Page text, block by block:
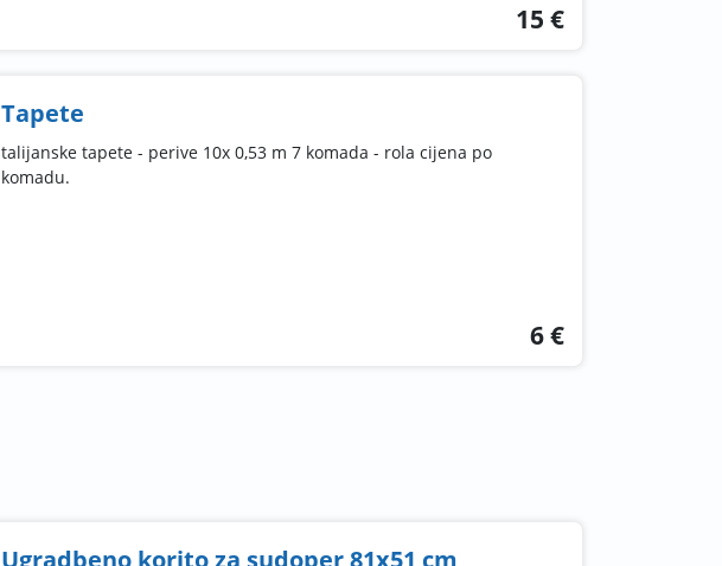
15 €
Tapete
talijanske tapete - perive 10x 0,53 m 7 komada - rola cijena po
komadu.
6 €